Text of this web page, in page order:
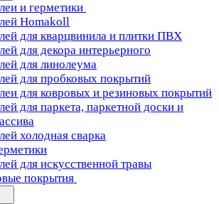
и герметики
Homakoll
для кварцвинила и плитки ПВХ
для декора интерьерного
для линолеума
для пробковых покрытий
для ковровых и резиновых покрытий
для паркета, паркетной доски и
холодная сварка
для искусственной травы
покрытия